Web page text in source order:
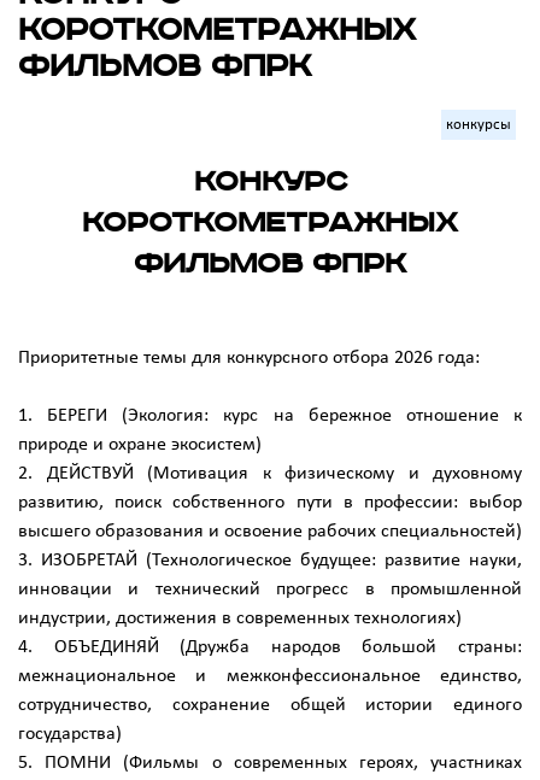
короткометражных
фильмов ФПРК
конкурсы
Конкурс
короткометражных
фильмов ФПРК
Приоритетные темы для конкурсного отбора 2026 года:
1. БЕРЕГИ (Экология: курс на бережное отношение к
природе и охране экосистем)
2. ДЕЙСТВУЙ (Мотивация к физическому и духовному
развитию, поиск собственного пути в профессии: выбор
высшего образования и освоение рабочих специальностей)
3. ИЗОБРЕТАЙ (Технологическое будущее: развитие науки,
инновации и технический прогресс в промышленной
индустрии, достижения в современных технологиях)
4. ОБЪЕДИНЯЙ (Дружба народов большой страны:
межнациональное и межконфессиональное единство,
сотрудничество, сохранение общей истории единого
государства)
5. ПОМНИ (Фильмы о современных героях, участниках